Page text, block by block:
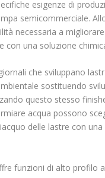
esigenze di
semicommerciale.
necessaria a
con una soluzione
che sviluppano
sostituendo
questo stesso
acqua possono
delle lastre con
funzioni di alto profilo